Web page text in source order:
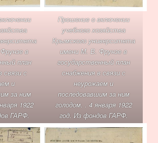
в
план
связи с
и
за ним
1922
ГАРФ.
Прошение о включении
учебного хозяйства
Крымского университета
имени М. В. Фрунзе в
государственный план
снабжения в связи с
неурожаем и
последовавшим за ним
голодом. . 4 января 1922
год. Из фондов ГАРФ.